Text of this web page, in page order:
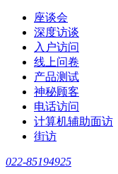
座谈会
深度访谈
入户访问
线上问卷
产品测试
神秘顾客
电话访问
计算机辅助面访
街访
022-85194925